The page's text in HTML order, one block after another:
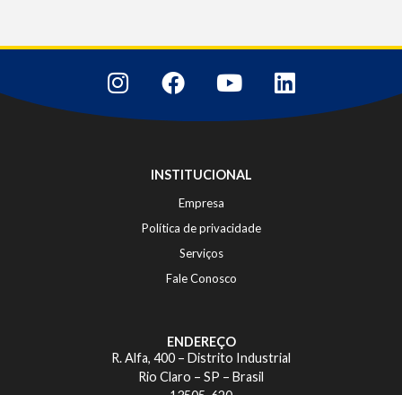
INSTITUCIONAL
Empresa
Política de privacidade
Serviços
Fale Conosco
ENDEREÇO
R. Alfa, 400 – Distrito Industrial
Rio Claro – SP – Brasil